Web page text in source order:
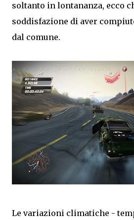
soltanto in lontananza, ecco
soddisfazione di aver
dal comune.
Le variazioni climatiche -